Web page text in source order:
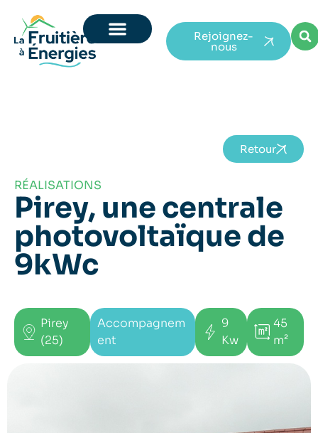
Rejoignez-
nous
RÉALISATIONS
Pirey, une centrale
photovoltaïque de
9kWc
Retour
Pirey
(25)
Accompagnem
ent
9
Kw
45
m²